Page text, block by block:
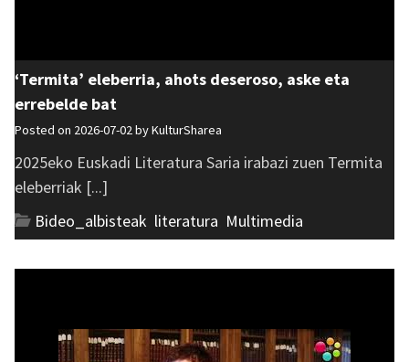
‘Termita’ eleberria, ahots deseroso, aske eta
errebelde bat
Posted on 2026-07-02 byKulturSharea
2025eko Euskadi Literatura Saria irabazi zuen Termita
eleberriak [...]
Bideo_albisteak literatura Multimedia